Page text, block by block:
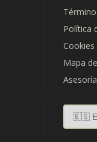
Política
Mapa